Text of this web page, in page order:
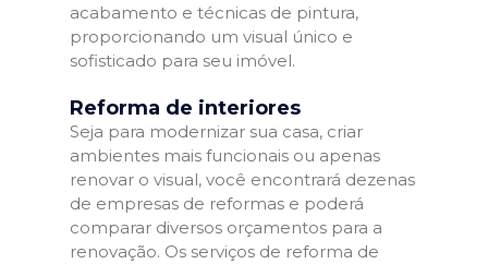
acabamento e técnicas de pintura,
proporcionando um visual único e
sofisticado para seu imóvel.
Reforma de interiores
Seja para modernizar sua casa, criar
ambientes mais funcionais ou apenas
renovar o visual, você encontrará dezenas
de empresas de reformas e poderá
comparar diversos orçamentos para a
renovação. Os serviços de reforma de